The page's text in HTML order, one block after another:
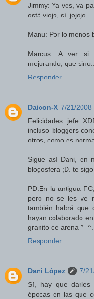
Jimmy: Ya ves, va
está viejo, sí, jejeje.
Manu: Por lo menos
Marcus: A ver si
mejorando, que
Responder
Daicon-X 7/21/2008
Felicidades jefe
incluso bloggers
otros, como es
Sigue así Dani, en
blogosfera ;D. te
PD.En la antigua
pero no se les ve
también habrá que
hayan colaborado
granito de arena ^_^.
Responder
Dani López
7/
Sí, hay que darles
épocas en las que